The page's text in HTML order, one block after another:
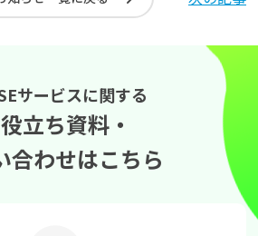
サービスに関する
立ち資料・
合わせはこちら